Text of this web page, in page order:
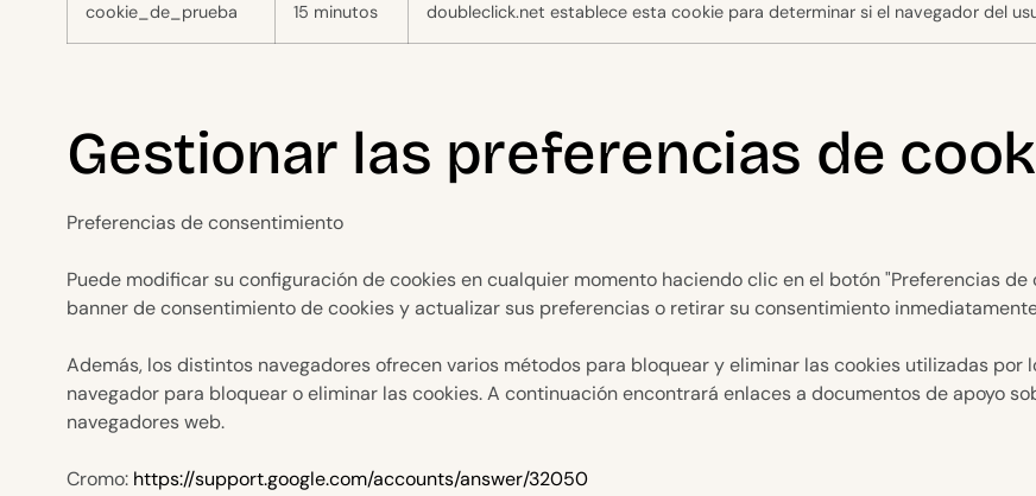
cookie_de_prueba 15 minutos doubleclick.net establece esta cookie para determinar si el navegador del
Gestionar las preferencias de
Preferencias de consentimiento
Puede modificar su configuración de cookies en cualquier momento haciendo clic en el botón "Preferencias
banner de consentimiento de cookies y actualizar sus preferencias o retirar su consentimiento
Además, los distintos navegadores ofrecen varios métodos para bloquear y eliminar las cookies utilizadas por
navegador para bloquear o eliminar las cookies. A continuación encontrará enlaces a documentos de apoyo
navegadores web.
Cromo: https://support.google.com/accounts/answer/32050